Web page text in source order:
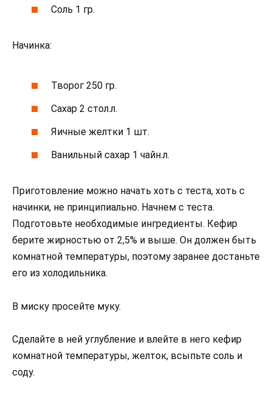
Соль 1 гр.
Начинка:
Творог 250 гр.
Сахар 2 стол.л.
Яичные желтки 1 шт.
Ванильный сахар 1 чайн.л.
Приготовление можно начать хоть с теста, хоть с
начинки, не принципиально. Начнем с теста.
Подготовьте необходимые ингредиенты. Кефир
берите жирностью от 2,5% и выше. Он должен быть
комнатной температуры, поэтому заранее достаньте
его из холодильника.
В миску просейте муку.
Сделайте в ней углубление и влейте в него кефир
комнатной температуры, желток, всыпьте соль и
соду.